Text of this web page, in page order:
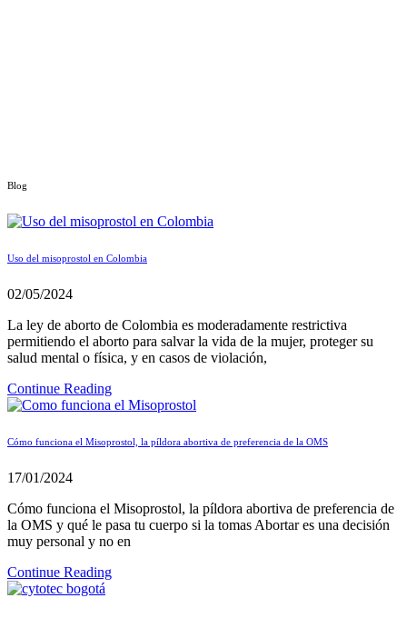
Blog
Uso del misoprostol en Colombia
02/05/2024
La ley de aborto de Colombia es moderadamente restrictiva
permitiendo el aborto para salvar la vida de la mujer, proteger su
salud mental o física, y en casos de violación,
Continue Reading
Cómo funciona el Misoprostol, la píldora abortiva de preferencia de la OMS
17/01/2024
Cómo funciona el Misoprostol, la píldora abortiva de preferencia de
la OMS y qué le pasa tu cuerpo si la tomas Abortar es una decisión
muy personal y no en
Continue Reading